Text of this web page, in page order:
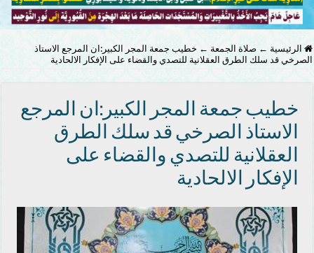
الرئيسية ← صلاة الجمعة ← خطيب جمعة المجر الكبير:ان المرجع الاستاذ
الصرخي قد سلك الطرق العقلانية للتصدي والقضاء على الإفكار الالحادية
خطيب جمعة المجر الكبير:ان المرجع
الاستاذ الصرخي قد سلك الطرق
العقلانية للتصدي والقضاء على
الإفكار الالحادية